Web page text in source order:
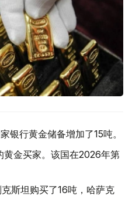
银行黄金储备增加了15吨。
金买家。该国在2026年第
斯坦购买了16吨，哈萨克